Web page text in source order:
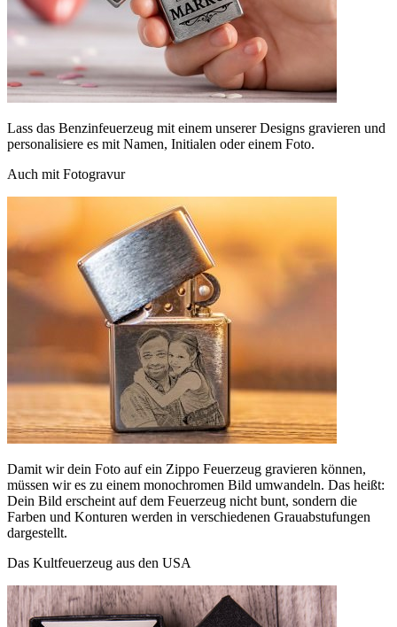
Lass das Benzinfeuerzeug mit einem unserer Designs gravieren und
personalisiere es mit Namen, Initialen oder einem Foto.
Auch mit Fotogravur
Damit wir dein Foto auf ein Zippo Feuerzeug gravieren können,
müssen wir es zu einem monochromen Bild umwandeln. Das heißt:
Dein Bild erscheint auf dem Feuerzeug nicht bunt, sondern die
Farben und Konturen werden in verschiedenen Grauabstufungen
dargestellt.
Das Kultfeuerzeug aus den USA